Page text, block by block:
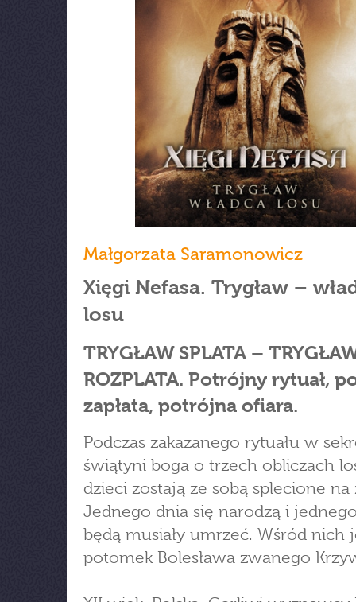
Małgorzata Saramonowicz
Xięgi Nefasa. Trygław –
losu
TRYGŁAW SPLATA –
ROZPLATA. Potrójny rytuał,
zapłata, potrójna ofiara.
Podczas zakazanego rytuału w
świątyni boga o trzech obliczach
dzieci zostają ze sobą splecione na
Jednego dnia się narodzą i
będą musiały umrzeć. Wśród nich
potomek Bolesława zwanego